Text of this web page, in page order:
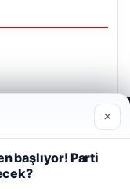
amacıyla çerezler
×
başlıyor! Parti